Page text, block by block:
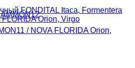
FONDITAL Itaca, Formentera
Orion, Virgo